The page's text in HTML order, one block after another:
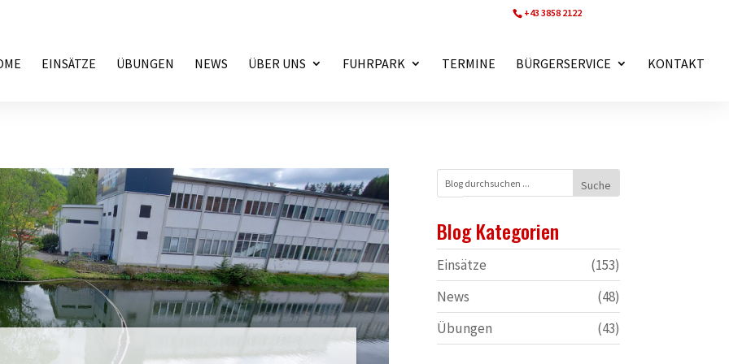
+43 3858 2122
EINSÄTZE ÜBUNGEN NEWS ÜBER UNS FUHRPARK TERMINE BÜRGERSERVICE KONTAKT
Blog Kategorien
Einsätze
(153)
News
(48)
Übungen
(43)